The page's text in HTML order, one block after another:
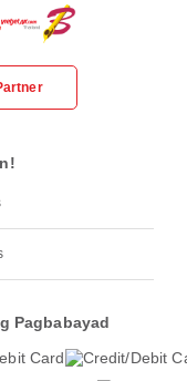
Pagbabayad